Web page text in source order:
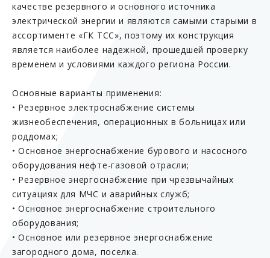
качестве резервного и основного источника
электрической энергии и являются самыми старыми в
ассортименте «ГК ТСС», поэтому их конструкция
является наиболее надежной, прошедшей проверку
временем и условиями каждого региона России.
Основные варианты применения:
• Резервное электроснабжение системы
жизнеобеспечения, операционных в больницах или
роддомах;
• Основное энергоснабжение бурового и насосного
оборудования нефте-газовой отрасли;
• Резервное энергоснабжение при чрезвычайных
ситуациях для МЧС и аварийных служб;
• Основное энергоснабжение строительного
оборудования;
• Основное или резервное энергоснабжение
загородного дома, поселка.